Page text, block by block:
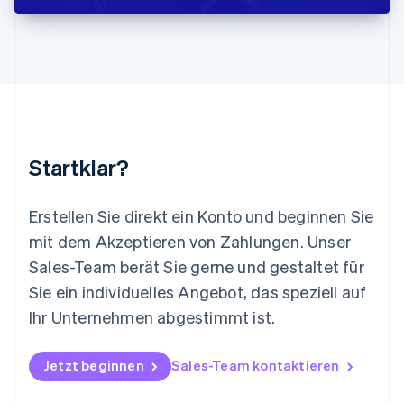
Startklar?
Erstellen Sie direkt ein Konto und beginnen Sie
mit dem Akzeptieren von Zahlungen. Unser
Sales-Team berät Sie gerne und gestaltet für
Sie ein individuelles Angebot, das speziell auf
Ihr Unternehmen abgestimmt ist.
Jetzt beginnen Sales-Team kontaktieren
Malta
Nederlands English
Norwegen
Österreich
Polen
English
Portugal
Português English
Rumänien
Schweden
Svenska English